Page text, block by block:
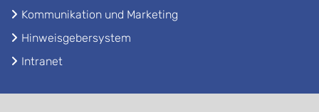
Kommunikation und Marketing
Hinweisgebersystem
Intranet